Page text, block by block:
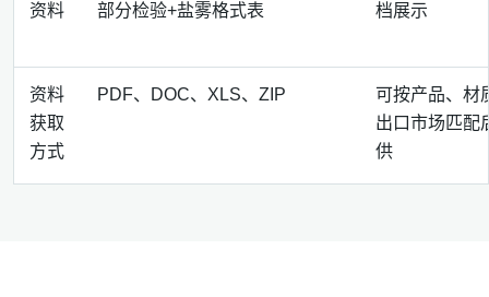
资料
部分检验+盐雾格式表
档展示
资料
获取
方式
PDF、DOC、XLS、ZIP
可按产品、材
出口市场匹配
供